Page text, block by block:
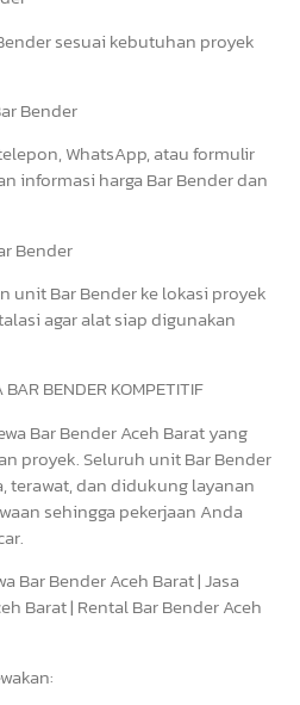
sesuai kebutuhan proyek
Bender
WhatsApp, atau formulir
informasi harga Bar Bender dan
Bender
unit Bar Bender ke lokasi proyek
agar alat siap digunakan
BENDER KOMPETITIF
Bar Bender Aceh Barat yang
proyek. Seluruh unit Bar Bender
terawat, dan didukung layanan
sehingga pekerjaan Anda
Bar Bender Aceh Barat | Jasa
Barat | Rental Bar Bender Aceh